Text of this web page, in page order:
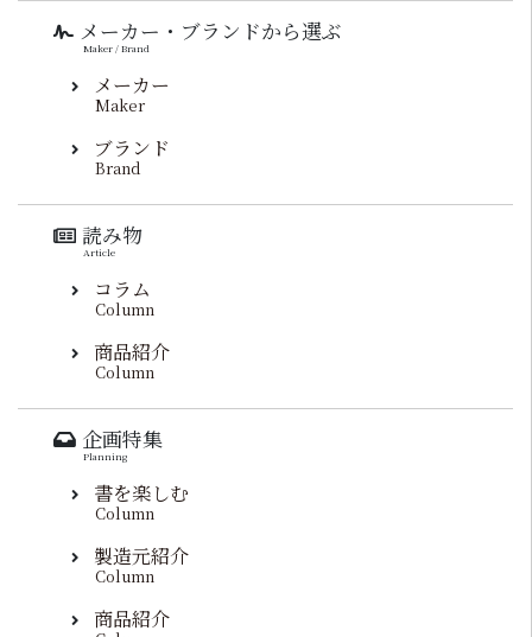
メーカー・ブランドから選ぶ
Maker / Brand
メーカー
Maker
ブランド
Brand
読み物
Article
コラム
Column
商品紹介
Column
企画特集
Planning
書を楽しむ
Column
製造元紹介
Column
商品紹介